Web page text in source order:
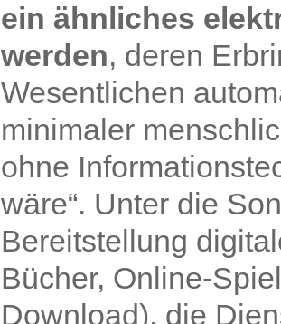
ein ähnliches
werden, deren
Wesentlichen
minimaler
ohne
wäre“. Unter die
Bereitstellung
Bücher, Online-
Download), die